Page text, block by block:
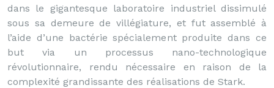
dans le gigantesque laboratoire industriel dissimulé
sous sa demeure de villégiature, et fut assemblé à
l’aide d’une bactérie spécialement produite dans ce
but via un processus nano-technologique
révolutionnaire, rendu nécessaire en raison de la
complexité grandissante des réalisations de Stark.